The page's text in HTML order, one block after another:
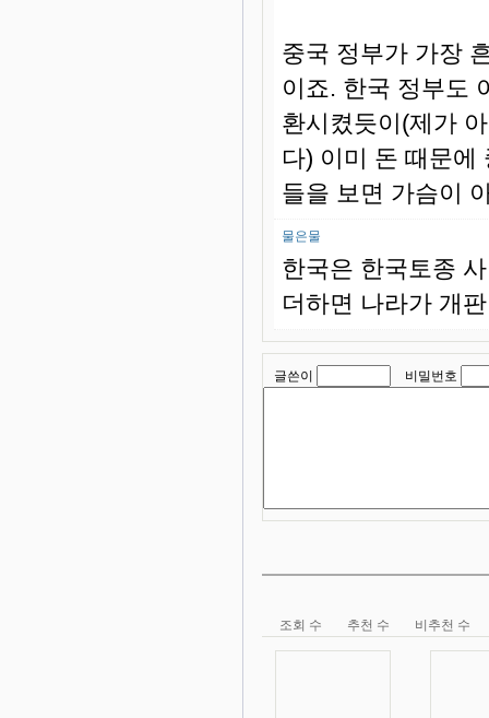
중국 정부가 가장
이죠. 한국 정부도
환시켰듯이(제가
다) 이미 돈 때문에
들을 보면 가슴이
물은물
한국은 한국토종
더하면 나라가 개
글쓴이 비밀번호
조회 수 추천 수 비추천 수